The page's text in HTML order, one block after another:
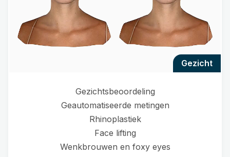
gezicht
Gezichtsbeoordeling
Geautomatiseerde metingen
Rhinoplastiek
Face lifting
Wenkbrouwen en foxy eyes